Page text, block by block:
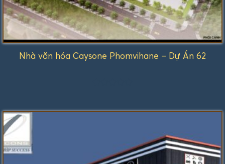
Nhà văn hóa Caysone Phomvihane – Dự Án 62
hạng